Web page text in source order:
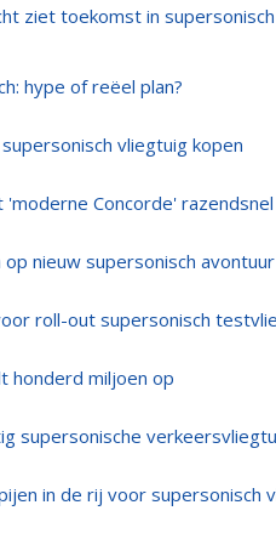
ziet toekomst in
hype of reëel plan?
vliegtuig kopen
Concorde'
nieuw supersonisch avontuur
roll-out supersonisch
honderd miljoen op
supersonische
in de rij voor supersonisch